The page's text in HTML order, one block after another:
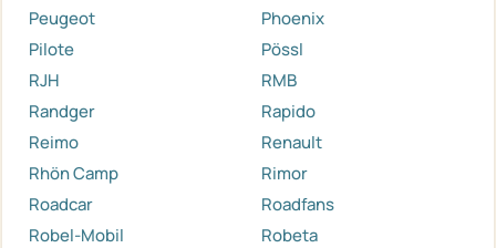
Peugeot
Phoenix
Pilote
Pössl
RJH
RMB
Randger
Rapido
Reimo
Renault
Rhön Camp
Rimor
Roadcar
Roadfans
Robel-Mobil
Robeta